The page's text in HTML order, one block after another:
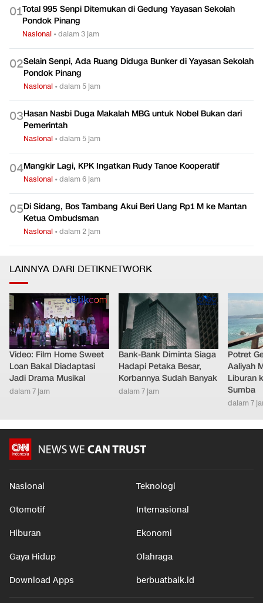
01Total 995 Senpi Ditemukan di Gedung Yayasan Sekolah
Pondok Pinang
Nasional •dalam 3 jam
02Selain Senpi, Ada Ruang Diduga Bunker di Yayasan Sekolah
Pondok Pinang
Nasional •dalam 5 jam
03Hasan Nasbi Duga Makalah MBG untuk Nobel Bukan dari
Pemerintah
Nasional •dalam 5 jam
04Mangkir Lagi, KPK Ingatkan Rudy Tanoe Kooperatif
Nasional •dalam 6 jam
05Di Sidang, Bos Tambang Akui Beri Uang Rp1 M ke Mantan
Ketua Ombudsman
Nasional •dalam 2 jam
LAINNYA DARI DETIKNETWORK
Video: Film Home Sweet
Loan Bakal Diadaptasi
Jadi Drama Musikal
dalam 7 jam
Bank-Bank Diminta Siaga
Hadapi Petaka Besar,
Korbannya Sudah Banyak
dalam 7 jam
Potret
Aaliyah
Liburan
Sumba
dalam 7
Nasional Teknologi
Otomotif Internasional
Hiburan Ekonomi
Gaya Hidup Olahraga
Download Apps berbuatbaik.id